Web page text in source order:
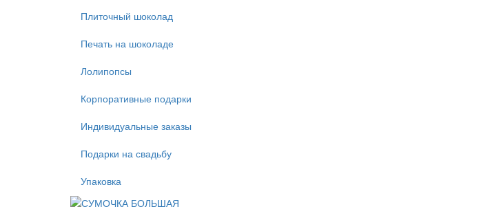
Плиточный шоколад
Печать на шоколаде
Лолипопсы
Корпоративные подарки
Индивидуальные заказы
Подарки на свадьбу
Упаковка